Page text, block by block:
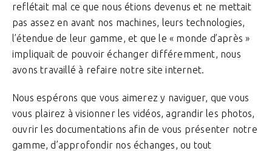
reflétait mal ce que nous étions devenus et ne mettait
pas assez en avant nos machines, leurs technologies,
l’étendue de leur gamme, et que le « monde d’après »
impliquait de pouvoir échanger différemment, nous
avons travaillé à refaire notre site internet.
Nous espérons que vous aimerez y naviguer, que vous
vous plairez à visionner les vidéos, agrandir les photos,
ouvrir les documentations afin de vous présenter notre
gamme, d’approfondir nos échanges, ou tout